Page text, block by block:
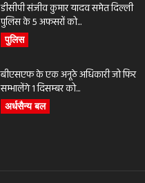
डीसीपी संजीव कुमार यादव समेत दिल्ली
पुलिस के 5 अफसरों को...
पुलिस
बीएसएफ के एक अनूठे अधिकारी जो फिर
सम्भालेंगे 1 दिसम्बर को...
अर्धसैन्य बल